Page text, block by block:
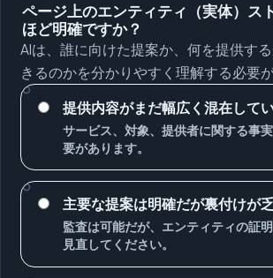
ページ上のエンティティ（実体）ス
ほど明確ですか？
AIは、誰に向けた提案か、何を提供す
きるのかを分かりやすく理解する必要が
提供内容がまだ幅広く混在して
サービス、対象、提供者に関する事
要があります。
主要な提案は明確だが裏付けが
監査は可能だが、エンティティの証
見直してください。